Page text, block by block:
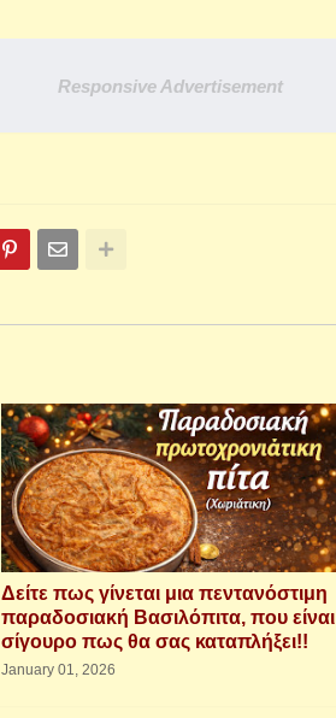
Responsive Advertisement
Δείτε πως γίνεται μια πεντανόστιμη
παραδοσιακή Βασιλόπιτα, που είναι
σίγουρο πως θα σας καταπλήξει!!
January 01, 2026